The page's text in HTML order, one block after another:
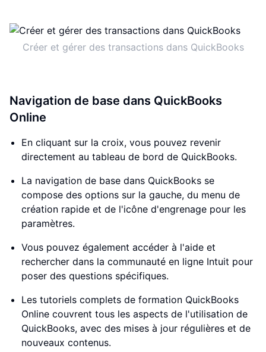
Créer et gérer des transactions dans QuickBooks
Navigation de base dans QuickBooks
Online
En cliquant sur la croix, vous pouvez revenir
directement au tableau de bord de QuickBooks.
La navigation de base dans QuickBooks se
compose des options sur la gauche, du menu de
création rapide et de l'icône d'engrenage pour les
paramètres.
Vous pouvez également accéder à l'aide et
rechercher dans la communauté en ligne Intuit pour
poser des questions spécifiques.
Les tutoriels complets de formation QuickBooks
Online couvrent tous les aspects de l'utilisation de
QuickBooks, avec des mises à jour régulières et de
nouveaux contenus.